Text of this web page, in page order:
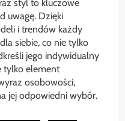
styl to kluczowe
uwagę. Dzięki
i trendów każdy
siebie, co nie tylko
jego indywidualny
tylko element
osobowości,
jej odpowiedni wybór.